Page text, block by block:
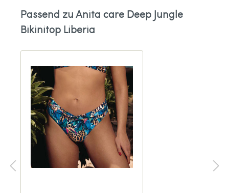
Passend zu Anita care Deep Jungle
Bikinitop Liberia